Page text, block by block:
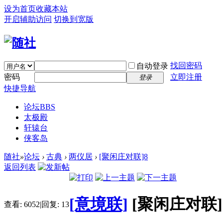
设为首页收藏本站
开启辅助访问 切换到宽版
自动登录 找回密码
密码
登录
立即注册
快捷导航
论坛BBS
太极殿
轩辕台
侠客岛
随社»论坛 › 古典 › 两仪居 › [聚闲庄对联]8
返回列表
查看: 6052|回复: 13[意境联] [聚闲庄对联